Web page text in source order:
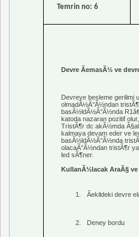
Temrin no: 6
Devre ÃemasÃ½ ve
Devreye besleme gerilimi
olmadÃ½Ã°Ã½ndan
basÃ½ldÃ½Ã°Ã½nda
katoda nazaran pozitif
TristÃ¶r dc akÃ½mda
kalmaya devam eder ve
basÃ½ldÃ½Ã°Ã½nda
olacaÃ°Ã½ndantristÃ¶r
led sÃ¶ner.
KullanÃ½lacak AraÃ§ ve
1. Ãekildeki devre
2. Deney bordu